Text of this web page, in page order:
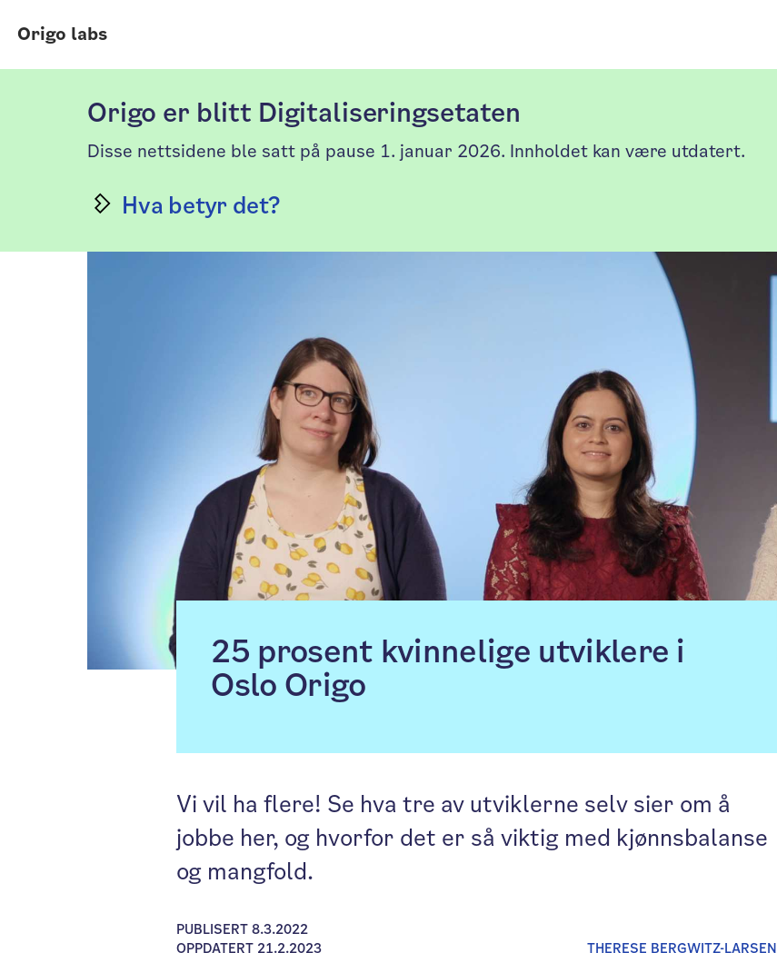
Origo labs
Origo er blitt Digitaliseringsetaten
Disse nettsidene ble satt på pause 1. januar 2026. Innholdet kan være utdatert.
Hva betyr det?
25 prosent kvinnelige utviklere i
Oslo Origo
Vi vil ha flere! Se hva tre av utviklerne selv sier om å
jobbe her, og hvorfor det er så viktig med kjønnsbalanse
og mangfold.
PUBLISERT 8.3.2022
OPPDATERT 21.2.2023
THERESE BERGWITZ-LARSEN